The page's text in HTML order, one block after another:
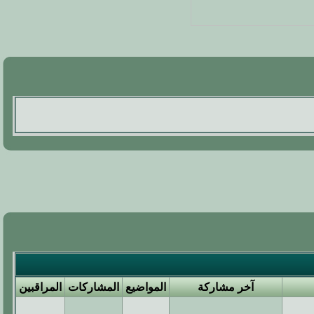
آخر مشاركة المواضيع المشاركات
المراقبين